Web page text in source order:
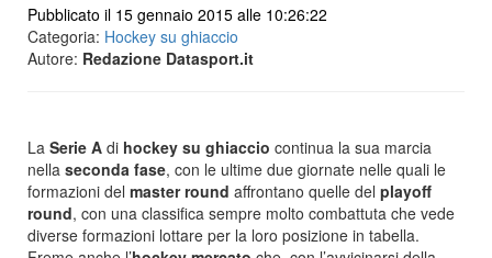
Pubblicato il 15 gennaio 2015 alle 10:26:22
Categoria: Hockey su ghiaccio
Autore: Redazione Datasport.it
La Serie A di hockey su ghiaccio continua la sua marcia
nella seconda fase, con le ultime due giornate nelle quali le
formazioni del master round affrontano quelle del playoff
round, con una classifica sempre molto combattuta che vede
diverse formazioni lottare per la loro posizione in tabella.